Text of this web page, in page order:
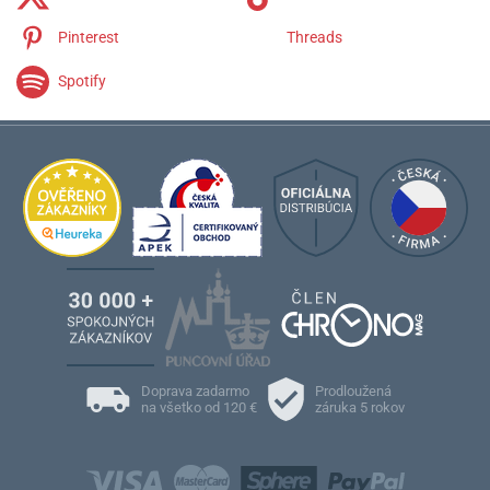
Pinterest Threads
Spotify
Doprava zadarmo
na všetko od 120 €
Prodloužená
záruka 5 rokov